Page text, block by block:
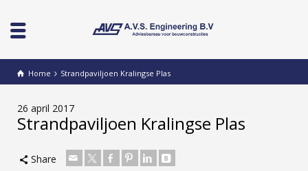
Home Strandpaviljoen Kralingse Plas
26 april 2017
Strandpaviljoen Kralingse Plas
Share